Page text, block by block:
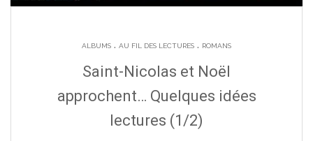
ALBUMS . AU FIL DES LECTURES . ROMANS
Saint-Nicolas et Noël
approchent… Quelques idées
lectures (1/2)